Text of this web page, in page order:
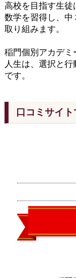
高校を目指す生徒
数学を習得し、中
取り組みます。
稲門個別アカデ
人生は、選択と
です。
口コミサイ